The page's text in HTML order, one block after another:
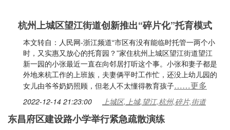
杭州上城区望江街道创新推出“碎片化”托育模式
本文转自：人民网-浙江频道“市区有没有能临时托管一两个小
时，又实惠又放心的托育园？”家住杭州上城区望江街道望江
新一园的小张最近一直在向邻居打听这个事。小张和妻子都是
外地来杭工作的上班族，夫妻俩平时工作忙，还没上幼儿园的
女儿由爷爷奶奶照顾，但老人不太懂得教育孩子……更多
2022-12-14 21:23:00 上城区,上城,望江,杭州,碎片,街道
东昌府区建设路小学举行紧急疏散演练